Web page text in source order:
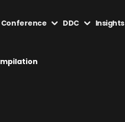
Conference DDC Insights